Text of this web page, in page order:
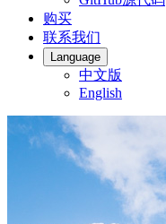
购买
联系我们
Language
中文版
English